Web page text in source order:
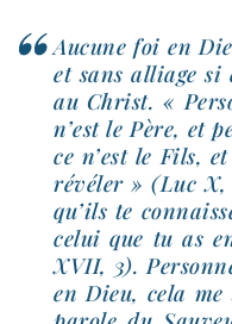
Aucune foi en
et sans alliage si
au Christ. «
n’est le Père, et
ce n’est le Fils,
révé­ler » (Luc X,
qu’ils te
celui que tu as
XVII, 3).
en Dieu, cela